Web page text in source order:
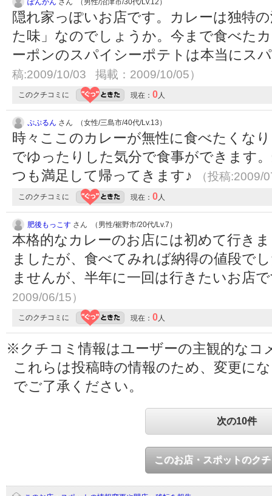
隠れ家っぽいお店です。カレーは独特
た味」なのでしょうか。今まで食べた
ーポンのスパイシーポテトは本当にス
稿:2009/10/03 掲載：2009/10/05）
このクチコミに 現在： 0 人
ぷぷるん さん （女性/三島市/40代/Lv.13）
時々ここのカレーが無性に食べたくな
でゆったりした気分で食事ができます
つも満足して帰ってきます♪
（投稿
このクチコミに 現在： 0 人
肥後もっこす さん （男性/裾野市/20代/Lv.7）
本格的なカレーのお店には初めて行き
ましたが、食べてみれば納得の値段で
ませんが、半年に一回は行きたいお店
2009/06/15）
このクチコミに 現在： 0 人
※クチコミ情報はユーザーの主観的なコ
これらは投稿時の情報のため、変更に
でご了承ください。
次の10件
このお店・スポットのク